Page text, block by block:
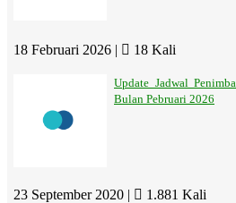
18 Februari 2026 | 18 Kali
Update Jadwal
Bulan Pebruari 2026
23 September 2020 | 1.881 Kali